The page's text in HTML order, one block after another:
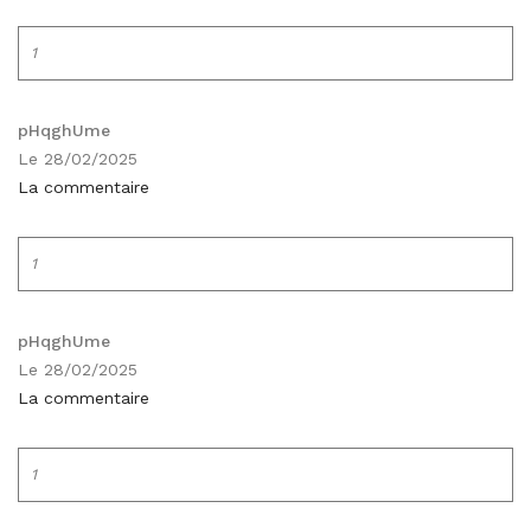
1
pHqghUme
Le 28/02/2025
La commentaire
1
pHqghUme
Le 28/02/2025
La commentaire
1